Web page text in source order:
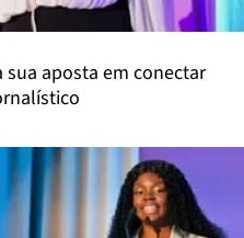
sua aposta em conectar